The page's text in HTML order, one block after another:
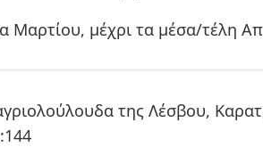
Μαρτίου, μέχρι τα μέσα/τέλη
της Λέσβου,